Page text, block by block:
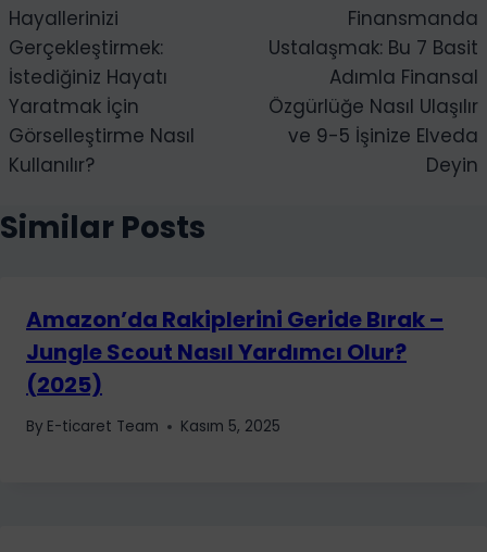
gezinmesi
Hayallerinizi
Gerçekleştirmek:
İstediğiniz Hayatı
Yaratmak İçin
Görselleştirme Nasıl
Kullanılır?
Finansmanda
Ustalaşmak: Bu 7 Basit
Adımla Finansal
Özgürlüğe Nasıl Ulaşılır
ve 9-5 İşinize Elveda
Deyin
Similar Posts
Amazon’da Rakiplerini Geride Bırak –
Jungle Scout Nasıl Yardımcı Olur?
(2025)
By E-ticaret Team Kasım 5, 2025